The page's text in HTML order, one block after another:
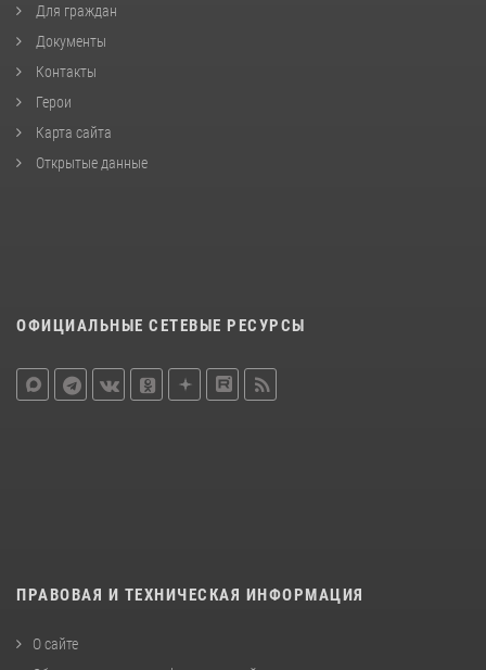
Для граждан
Документы
Контакты
Герои
Карта сайта
Открытые данные
ОФИЦИАЛЬНЫЕ СЕТЕВЫЕ РЕСУРСЫ
ПРАВОВАЯ И ТЕХНИЧЕСКАЯ ИНФОРМАЦИЯ
О сайте